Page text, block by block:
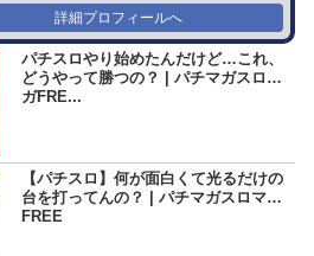
詳細プロフィールへ
パチスロやり始めたんだけど…これ、
どうやって勝つの？ | パチマガスロマ
ガFRE...
【パチスロ】何が面白くて光るだけの
台を打ってんの？ | パチマガスロマガ
FREE